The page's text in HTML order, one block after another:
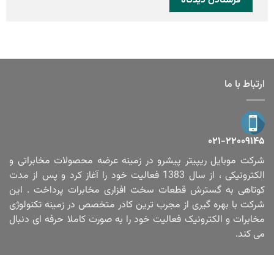
ارتباط با ما
۰۲۱-۲۲۰۰۹۱۴۵
شرکت موبایل ریپیتر پیشرو در زمینه عرضه محصولات مخابراتی و
الکترونیکی ، از سال 1383 فعالیت خود را آغاز کرد و پس از مدت
کوتاهی به گسترش قطعات سخت افزاری مخابرات پرداخت . این
شرکت با بهره گیری از مجرب ترین کادر متخصص در زمینه تکنولوژی
مخابرات و الکترونیک فعالیت خود را به صورت کاملا حرفه ای دنبال
می کند.